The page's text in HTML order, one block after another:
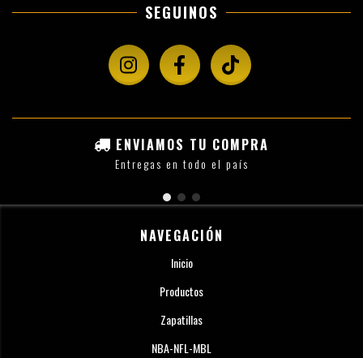
SEGUINOS
ENVIAMOS TU COMPRA
Entregas en todo el país
NAVEGACIÓN
Inicio
Productos
Zapatillas
NBA-NFL-MBL